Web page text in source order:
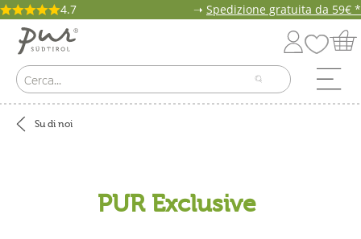
4.7 ➝ Spedizione gratuita da 59€ *
Su di noi
PUR Exclusive